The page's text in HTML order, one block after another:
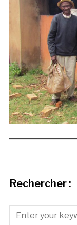
Rechercher :